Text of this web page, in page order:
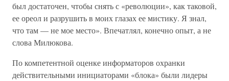
был достаточен, чтобы снять с «революции», как таковой,
ее ореол и разрушить в моих глазах ее мистику. Я знал,
что там — не мое место». Впечатлял, конечно опыт, а не
слова Милюкова.
По компетентной оценке информаторов охранки
действительными инициаторами «блока» были лидеры